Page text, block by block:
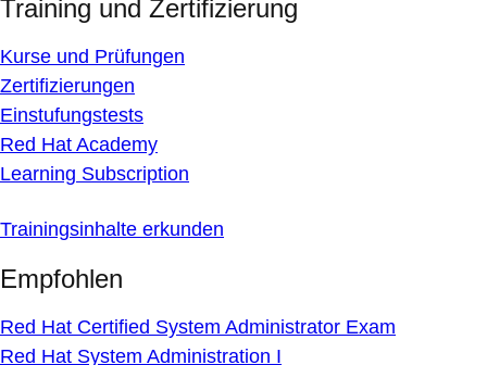
Training und Zertifizierung
Kurse und Prüfungen
Zertifizierungen
Einstufungstests
Red Hat Academy
Learning Subscription
Trainingsinhalte erkunden
Empfohlen
Red Hat Certified System Administrator Exam
Red Hat System Administration I